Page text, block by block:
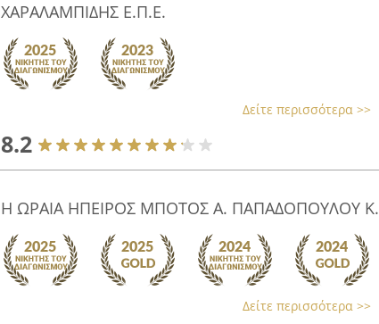
ΧΑΡΑΛΑΜΠΙΔΗΣ Ε.Π.Ε.
Δείτε περισσότερα >>
8.2
Η ΩΡΑΙΑ ΗΠΕΙΡΟΣ ΜΠΟΤΟΣ Α. ΠΑΠΑΔΟΠΟΥΛΟΥ Κ.
Δείτε περισσότερα >>